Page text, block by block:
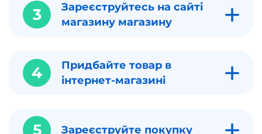
3
Зареєструйтесь на сайті
магазину магазину
4
Придбайте товар в
інтернет-магазині
5 Зареєструйте покупку